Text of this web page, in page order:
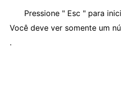
Pressione " Esc " para
Você deve ver somente um
.